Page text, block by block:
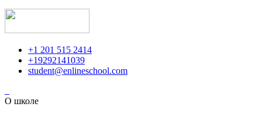
+1 201 515 2414
+19292141039
student@enlineschool.com
О школе